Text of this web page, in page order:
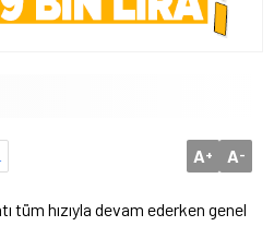
A+ A-
tüm hızıyla devam ederken genel